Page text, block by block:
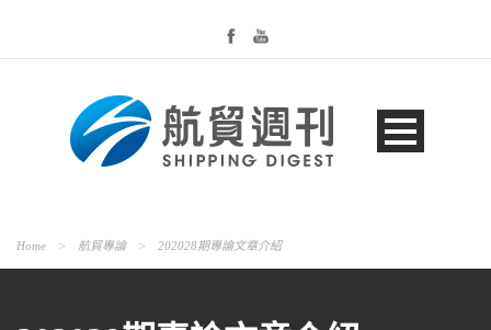
Home > 航貿專論 > 202028期專論文章介紹